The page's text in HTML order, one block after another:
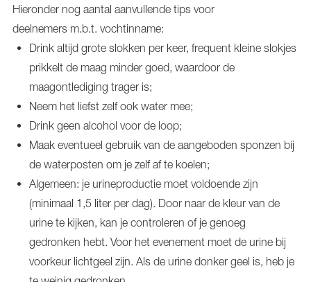
Hieronder nog aantal aanvullende tips voor
deelnemers m.b.t. vochtinname:
Drink altijd grote slokken per keer, frequent kleine slokjes
prikkelt de maag minder goed, waardoor de
maagontlediging trager is;
Neem het liefst zelf ook water mee;
Drink geen alcohol voor de loop;
Maak eventueel gebruik van de aangeboden sponzen bij
de waterposten om je zelf af te koelen;
Algemeen: je urineproductie moet voldoende zijn
(minimaal 1,5 liter per dag). Door naar de kleur van de
urine te kijken, kan je controleren of je genoeg
gedronken hebt. Voor het evenement moet de urine bij
voorkeur lichtgeel zijn. Als de urine donker geel is, heb je